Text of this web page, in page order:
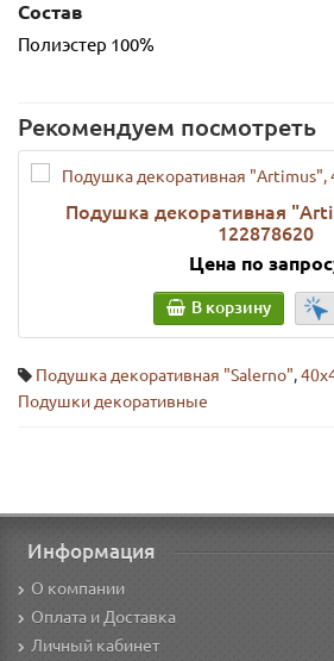
Состав
Полиэстер 100%
Рекомендуем посмотреть
Подушка декоративная
122878620
Цена по
В корзину
Подушка декоративная "Salerno",
Подушки декоративные
Информация
О компании
Оплата и Доставка
Личный кабинет